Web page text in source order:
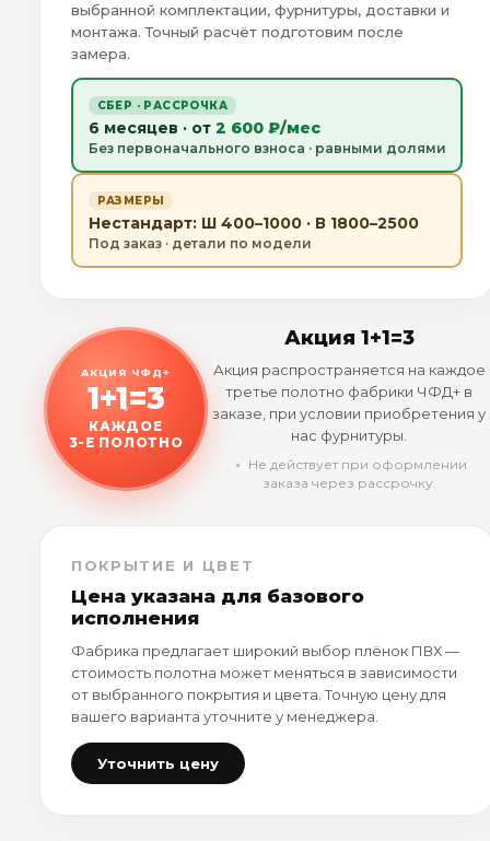
выбранной комплектации, фурнитуры, доставки и
монтажа. Точный расчёт подготовим после
замера.
СБЕР · РАССРОЧКА
6 месяцев · от 2 600 ₽/мес
Без первоначального взноса · равными долями
РАЗМЕРЫ
Нестандарт: Ш 400–1000 · В 1800–2500
Под заказ · детали по модели
АКЦИЯ ЧФД+
1+1=3
КАЖДОЕ
3-Е ПОЛОТНО
Акция 1+1=3
Акция распространяется на каждое
третье полотно фабрики ЧФД+ в
заказе, при условии приобретения у
нас фурнитуры.
﹡ Не действует при оформлении
заказа через рассрочку.
ПОКРЫТИЕ И ЦВЕТ
Цена указана для базового
исполнения
Фабрика предлагает широкий выбор плёнок ПВХ —
стоимость полотна может меняться в зависимости
от выбранного покрытия и цвета. Точную цену для
вашего варианта уточните у менеджера.
Уточнить цену